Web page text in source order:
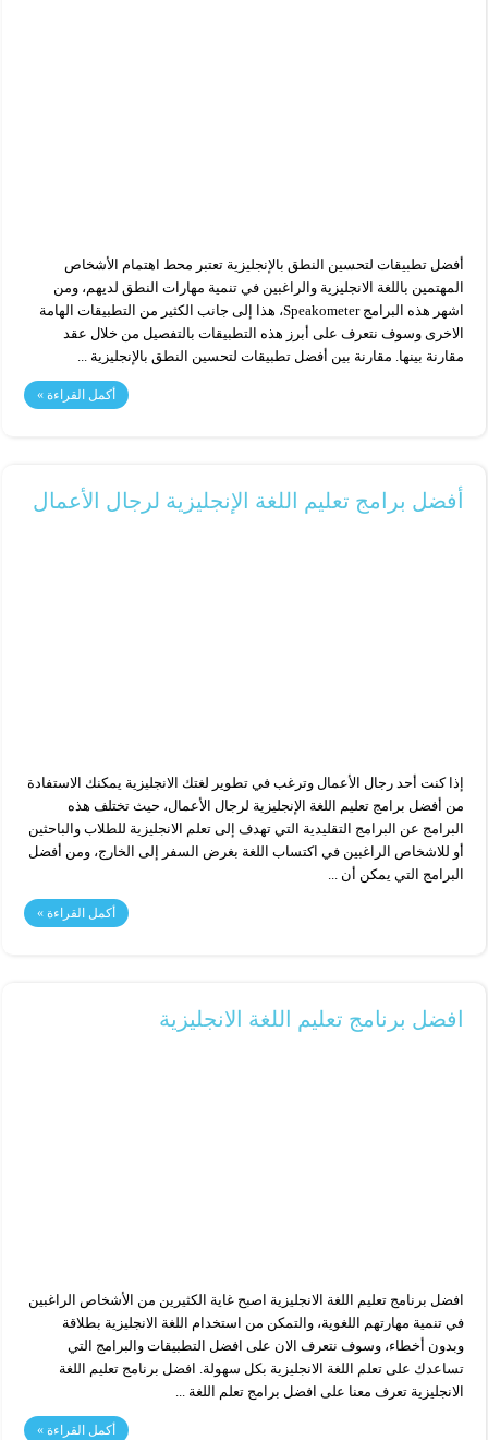
أفضل تطبيقات لتحسين النطق بالإنجليزية تعتبر محط اهتمام الأشخاص
المهتمين باللغة الانجليزية والراغبين في تنمية مهارات النطق لديهم، ومن
اشهر هذه البرامج Speakometer، هذا إلى جانب الكثير من التطبيقات الهامة
الاخرى وسوف نتعرف على أبرز هذه التطبيقات بالتفصيل من خلال عقد
مقارنة بينها. مقارنة بين أفضل تطبيقات لتحسين النطق بالإنجليزية ...
أكمل القراءة »
أفضل برامج تعليم اللغة الإنجليزية لرجال الأعمال
إذا كنت أحد رجال الأعمال وترغب في تطوير لغتك الانجليزية يمكنك الاستفادة
من أفضل برامج تعليم اللغة الإنجليزية لرجال الأعمال، حيث تختلف هذه
البرامج عن البرامج التقليدية التي تهدف إلى تعلم الانجليزية للطلاب والباحثين
أو للاشخاص الراغبين في اكتساب اللغة بغرض السفر إلى الخارج، ومن أفضل
البرامج التي يمكن أن ...
أكمل القراءة »
افضل برنامج تعليم اللغة الانجليزية
افضل برنامج تعليم اللغة الانجليزية اصبح غاية الكثيرين من الأشخاص الراغبين
في تنمية مهارتهم اللغوية، والتمكن من استخدام اللغة الانجليزية بطلاقة
وبدون أخطاء، وسوف نتعرف الان على افضل التطبيقات والبرامج التي
تساعدك على تعلم اللغة الانجليزية بكل سهولة. افضل برنامج تعليم اللغة
الانجليزية تعرف معنا على افضل برامج تعلم اللغة ...
أكمل القراءة »